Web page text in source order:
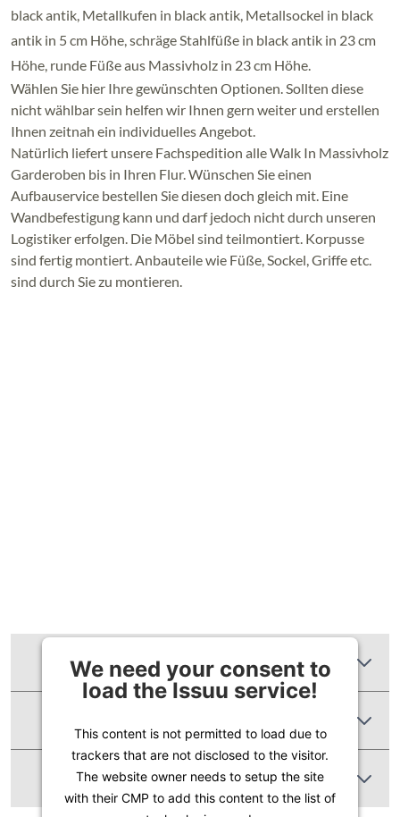
black antik, Metallkufen in black antik, Metallsockel in black
antik in 5 cm Höhe, schräge Stahlfüße in black antik in 23 cm
Höhe, runde Füße aus Massivholz in 23 cm Höhe.
Wählen Sie hier Ihre gewünschten Optionen. Sollten diese
nicht wählbar sein helfen wir Ihnen gern weiter und erstellen
Ihnen zeitnah ein individuelles Angebot.
Natürlich liefert unsere Fachspedition alle Walk In Massivholz
Garderoben bis in Ihren Flur. Wünschen Sie einen
Aufbauservice bestellen Sie diesen doch gleich mit. Eine
Wandbefestigung kann und darf jedoch nicht durch unseren
Logistiker erfolgen. Die Möbel sind teilmontiert. Korpusse
sind fertig montiert. Anbauteile wie Füße, Sockel, Griffe etc.
sind durch Sie zu montieren.
We need your consent to
load the Issuu service!
This content is not permitted to load due to
trackers that are not disclosed to the visitor.
The website owner needs to setup the site
with their CMP to add this content to the list of
Zusätzliche Informationen
Abbildung Ähnlich